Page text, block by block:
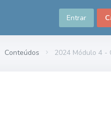
Entrar
Conteúdos 2024 Módulo 4 -